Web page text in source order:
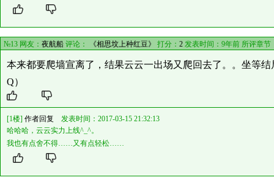
№13 网友： 夜航船 评论： 《相思坟上种红豆》 打分： 2 发表时间：9年前 所评章节
本来都要爬墙宣离了，结果云云一出场又爬回去了。。坐等
Q）
[1楼] 作者回复 发表时间：2017-03-15 21:32:13
哈哈哈，云云实力上线^_^。
我也有点舍不得……又有点轻松……